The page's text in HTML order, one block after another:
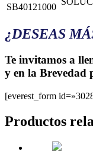
SB40121000
¿DESEAS
Te invitamos a
y en la Brevedad
[everest_form
Productos